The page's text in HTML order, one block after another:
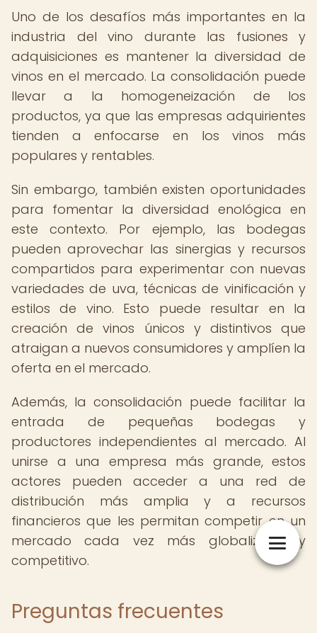
Uno de los desafíos más importantes en la
industria del vino durante las fusiones y
adquisiciones es mantener la diversidad de
vinos en el mercado. La consolidación puede
llevar a la homogeneización de los
productos, ya que las empresas adquirientes
tienden a enfocarse en los vinos más
populares y rentables.
Sin embargo, también existen oportunidades
para fomentar la diversidad enológica en
este contexto. Por ejemplo, las bodegas
pueden aprovechar las sinergias y recursos
compartidos para experimentar con nuevas
variedades de uva, técnicas de vinificación y
estilos de vino. Esto puede resultar en la
creación de vinos únicos y distintivos que
atraigan a nuevos consumidores y amplíen la
oferta en el mercado.
Además, la consolidación puede facilitar la
entrada de pequeñas bodegas y
productores independientes al mercado. Al
unirse a una empresa más grande, estos
actores pueden acceder a una red de
distribución más amplia y a recursos
financieros que les permitan competir en un
mercado cada vez más globalizado y
competitivo.
Preguntas frecuentes